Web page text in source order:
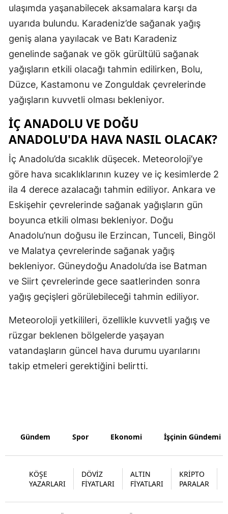
Ordu
Sakarya
Samsun
Sivas
Tekirdağ
Tokat
Trabzon
Şanlıurfa
Uşak
Van
Zonguldak
Bartın
ulaşımda yaşanabilecek aksamalara karşı da
uyarıda bulundu. Karadeniz’de sağanak yağış
geniş alana yayılacak ve Batı Karadeniz
genelinde sağanak ve gök gürültülü sağanak
yağışların etkili olacağı tahmin edilirken, Bolu,
Düzce, Kastamonu ve Zonguldak çevrelerinde
yağışların kuvvetli olması bekleniyor.
İÇ ANADOLU VE DOĞU
ANADOLU'DA HAVA NASIL OLACAK?
İç Anadolu’da sıcaklık düşecek. Meteoroloji’ye
göre hava sıcaklıklarının kuzey ve iç kesimlerde 2
ila 4 derece azalacağı tahmin ediliyor. Ankara ve
Eskişehir çevrelerinde sağanak yağışların gün
boyunca etkili olması bekleniyor. Doğu
Anadolu’nun doğusu ile Erzincan, Tunceli, Bingöl
ve Malatya çevrelerinde sağanak yağış
bekleniyor. Güneydoğu Anadolu’da ise Batman
ve Siirt çevrelerinde gece saatlerinden sonra
yağış geçişleri görülebileceği tahmin ediliyor.
Meteoroloji yetkilileri, özellikle kuvvetli yağış ve
rüzgar beklenen bölgelerde yaşayan
vatandaşların güncel hava durumu uyarılarını
takip etmeleri gerektiğini belirtti.
Gündem Spor Ekonomi İşçinin Gündemi
KÖŞE
YAZARLARI
DÖVİZ
FİYATLARI
ALTIN
FİYATLARI
KRİPTO
PARALAR